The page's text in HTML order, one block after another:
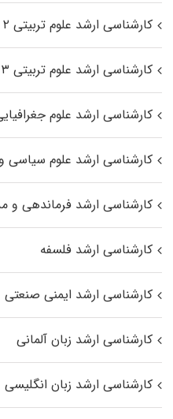
کارشناسی ارشد علوم تربیتی ۲
کارشناسی ارشد علوم تربیتی ۳
کارشناسی ارشد علوم
کارشناسی ارشد علوم سیاسی
کارشناسی ارشد فرماندهی و
کارشناسی ارشد فلسفه
کارشناسی ارشد ایمنی صنعتی
کارشناسی ارشد زبان آلمانی
کارشناسی ارشد زبان انگلیسی